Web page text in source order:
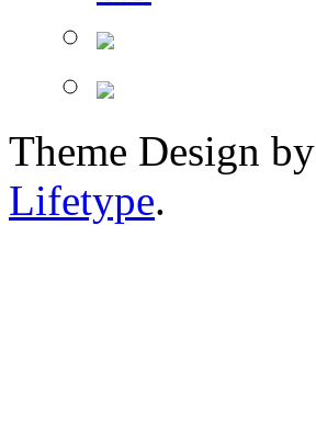
Theme Design by
Lifetype.